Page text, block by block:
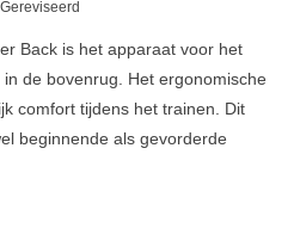
Gereviseerd
Back is het apparaat voor het
de bovenrug. Het ergonomische
comfort tijdens het trainen. Dit
beginnende als gevorderde